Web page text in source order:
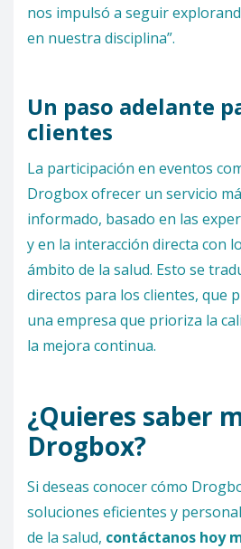
nos impulsó a seguir
en nuestra disciplina”.
Un paso adelante
clientes
La participación en eventos
Drogbox ofrecer un servicio
informado, basado en las
y en la interacción directa con
ámbito de la salud. Esto se
directos para los clientes, que
una empresa que prioriza la
la mejora continua.
¿Quieres saber
Drogbox?
Si deseas conocer cómo
soluciones eficientes y
de la salud, contáctanos hoy